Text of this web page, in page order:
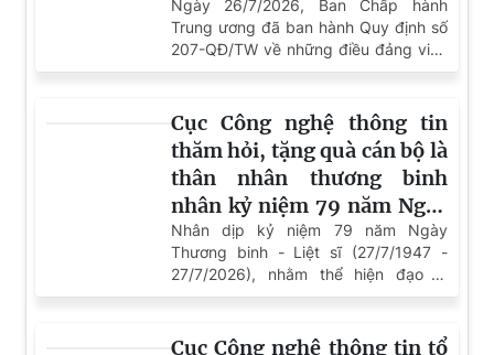
Google phát hành bản cập nhật khắc phục hơn 100 lỗ